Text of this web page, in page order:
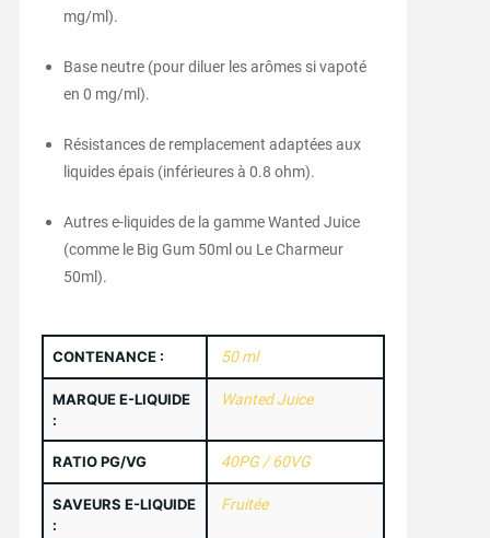
mg/ml).
Base neutre (pour diluer les arômes si vapoté
en 0 mg/ml).
Résistances de remplacement adaptées aux
liquides épais (inférieures à 0.8 ohm).
Autres e-liquides de la gamme Wanted Juice
(comme le Big Gum 50ml ou Le Charmeur
50ml).
CONTENANCE : 50 ml
MARQUE E-LIQUIDE
:
Wanted Juice
RATIO PG/VG 40PG / 60VG
SAVEURS E-LIQUIDE
:
Fruitée